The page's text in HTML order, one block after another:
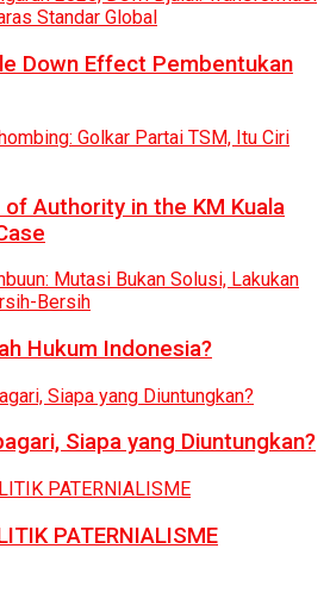
Down Effect Pembentukan
Authority in the KM Kuala
Hukum Indonesia?
Siapa yang Diuntungkan?
PATERNIALISME